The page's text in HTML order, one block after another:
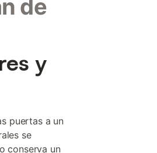
de
y
puertas a un
se
conserva un